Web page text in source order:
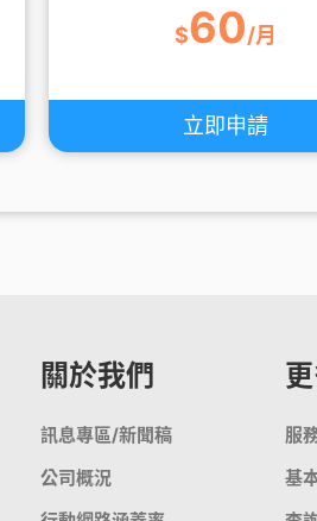
$60/月
立即申請
關於我們
訊息專區/新聞稿
公司概況
服
基